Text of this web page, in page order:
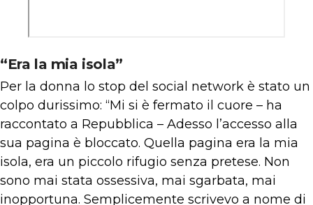
“Era la mia isola”
Per la donna lo stop del social network è stato un
colpo durissimo: “Mi si è fermato il cuore – ha
raccontato a Repubblica – Adesso l’accesso alla
sua pagina è bloccato. Quella pagina era la mia
isola, era un piccolo rifugio senza pretese. Non
sono mai stata ossessiva, mai sgarbata, mai
inopportuna. Semplicemente scrivevo a nome di